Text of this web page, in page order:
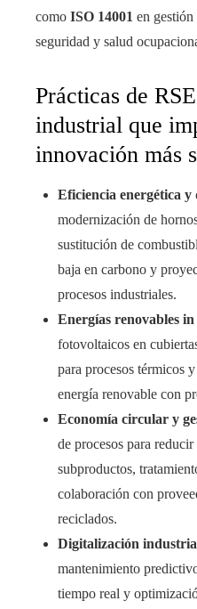
como ISO 14001 en
seguridad y salud
Prácticas de
industrial que
innovación más
Eficiencia energética y
modernización de
sustitución de
baja en carbono y
procesos industriales.
Energías renovables
fotovoltaicos en
para procesos térmicos
energía renovable con
Economía circular y
de procesos para
subproductos,
colaboración con
reciclados.
Digitalización
mantenimiento
tiempo real y